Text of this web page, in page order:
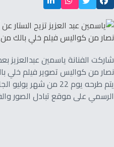
شاركت الفنانة ياسمين عبدالعزيز
نصار من كواليس تصوير فيلم خلي
يتم طرحه يوم 22 من
الرسمي على موقع تبادل الصور